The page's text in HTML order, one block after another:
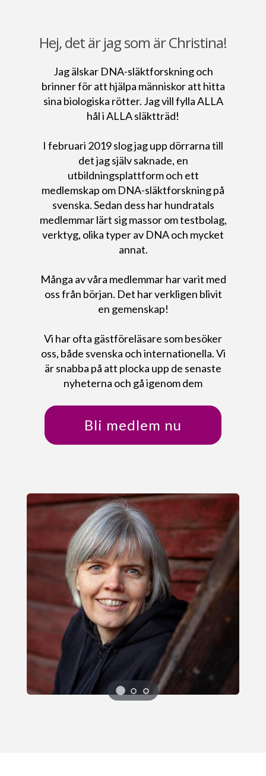
Hej, det är jag som är Christina!
Jag älskar DNA-släktforskning och
brinner för att hjälpa människor att hitta
sina biologiska rötter. Jag vill fylla ALLA
hål i ALLA släktträd!
I februari 2019 slog jag upp dörrarna till
det jag själv saknade, en
utbildningsplattform och ett
medlemskap om DNA-släktforskning på
svenska. Sedan dess har hundratals
medlemmar lärt sig massor om testbolag,
verktyg, olika typer av DNA och mycket
annat.
Många av våra medlemmar har varit med
oss från början. Det har verkligen blivit
en gemenskap!
Vi har ofta gästföreläsare som besöker
oss, både svenska och internationella. Vi
är snabba på att plocka upp de senaste
nyheterna och gå igenom dem
Bli medlem nu